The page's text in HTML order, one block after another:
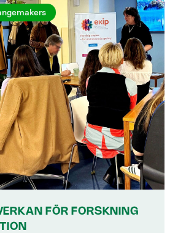
FÖR FORSKNING